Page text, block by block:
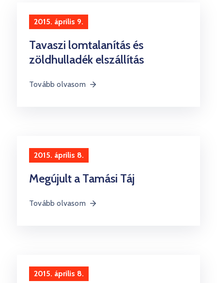
2015. április 9.
Tavaszi lomtalanítás és
zöldhulladék elszállítás
Tovább olvasom
2015. április 8.
Megújult a Tamási Táj
Tovább olvasom
2015. április 8.